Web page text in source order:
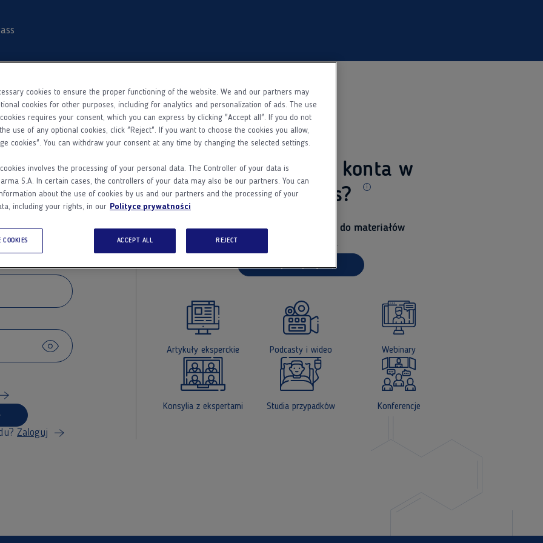
Adamed
informacje
Pass
Zaloguj
Nie masz jeszcze konta w
Adamed Pass?
Zarejestruj się i uzyskaj dostęp do materiałów
dla specjalistów.
Artykuły eksperckie Podcasty i wideo Webinary
Konsylia z ekspertami Studia przypadków Konferencje
cookies to ensure the proper functioning of the website. We and our partners may
cookies for other purposes, including for analytics and personalization of ads. The use
requires your consent, which you can express by clicking "Accept all". If you do not
use of any optional cookies, click "Reject". If you want to choose the cookies you allow,
cookies". You can withdraw your consent at any time by changing the selected settings.
cookies involves the processing of your personal data. The Controller of your data is
S.A. In certain cases, the controllers of your data may also be our partners. You can
about the use of cookies by us and our partners and the processing of your
including your rights, in our Polityce prywatności
ACCEPT ALL REJECT
COOKIES